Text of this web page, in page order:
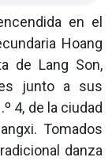
en el
Hoang
de Lang Son,
junto a sus
4, de la ciudad
Tomados
danza